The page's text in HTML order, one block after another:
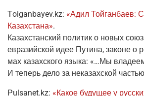
Тoiganbayev.kz: «Адил Той­ган­ба­ев:
Казах­ста­на».
Казах­стан­ский поли­тик о новых
евразий­ской идее Пути­на, законе о
мах казах­ско­го язы­ка: «…Мы
И теперь дело за нека­зах­ской
Рulsanet.kz: «Какое буду­щее у